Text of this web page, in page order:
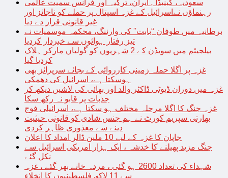
سعودیہ، کینیڈا , ایران، ترکیہ اور فرانس سمیت عالمی
رہنماؤں نےاسرائیل کے غزہ اسپتال پر حملے کو ناجائز اور
غیر قانونی قرار دے دیا
برطانیہ میں طوفان “بابت” کی وارننگ، محکمہ موسمیات نے
تیز رفتار ہوائوں سے خبردار کردیا
بیلجیئم میں سویڈن کے 2 شہریوں کو گولیاں مارکر ہلاک
کردیا گیا
غزہ پر اگلا حملہ زمینی کارروائی کے بجائے سرپرائز بھی
ہوسکتا ہے، اسرائیل کی دھمکی
غزہ میں دوران ڈیوٹی ڈاکٹر والد اور بھائی کی لاشیں دیکھ کر
جذبات پر قابو نہ رکھ سکا
غزہ جنگ کا اگلا مرحلہ مختلف ہو سکتا ہے، اسرائیلی فوج
بھارتی سپریم کورٹ نے ہم جنس شادی کو قانونی حیثیت
دینے سے معذوری ظاہر کردی
جاپان کا غزہ کے لیے 10 ملین ڈالر امداد کا اعلان
جنگ مزید پھیلنے کا خدشہ ، ایک ہزار امریکی اسرائیل سے
نکل گئے
شہداء کی تعداد 2600 ہو گئی ، مردہ خانے بھر گئے ، غزہ
سے 11 لاکھ فلسطینیوں کا انخلاء